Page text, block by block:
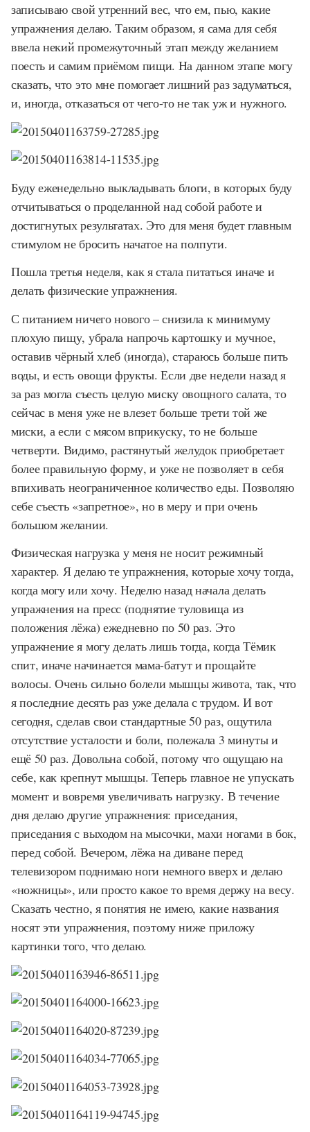
записываю свой утренний вес, что ем, пью, какие
упражнения делаю. Таким образом, я сама для себя
ввела некий промежуточный этап между желанием
поесть и самим приёмом пищи. На данном этапе могу
сказать, что это мне помогает лишний раз задуматься,
и, иногда, отказаться от чего-то не так уж и нужного.
Буду еженедельно выкладывать блоги, в которых буду
отчитываться о проделанной над собой работе и
достигнутых результатах. Это для меня будет главным
стимулом не бросить начатое на полпути.
Пошла третья неделя, как я стала питаться иначе и
делать физические упражнения.
С питанием ничего нового – снизила к минимуму
плохую пищу, убрала напрочь картошку и мучное,
оставив чёрный хлеб (иногда), стараюсь больше пить
воды, и есть овощи фрукты. Если две недели назад я
за раз могла съесть целую миску овощного салата, то
сейчас в меня уже не влезет больше трети той же
миски, а если с мясом вприкуску, то не больше
четверти. Видимо, растянутый желудок приобретает
более правильную форму, и уже не позволяет в себя
впихивать неограниченное количество еды. Позволяю
себе съесть «запретное», но в меру и при очень
большом желании.
Физическая нагрузка у меня не носит режимный
характер. Я делаю те упражнения, которые хочу тогда,
когда могу или хочу. Неделю назад начала делать
упражнения на пресс (поднятие туловища из
положения лёжа) ежедневно по 50 раз. Это
упражнение я могу делать лишь тогда, когда Тёмик
спит, иначе начинается мама-батут и прощайте
волосы. Очень сильно болели мышцы живота, так, что
я последние десять раз уже делала с трудом. И вот
сегодня, сделав свои стандартные 50 раз, ощутила
отсутствие усталости и боли, полежала 3 минуты и
ещё 50 раз. Довольна собой, потому что ощущаю на
себе, как крепнут мышцы. Теперь главное не упускать
момент и вовремя увеличивать нагрузку. В течение
дня делаю другие упражнения: приседания,
приседания с выходом на мысочки, махи ногами в бок,
перед собой. Вечером, лёжа на диване перед
телевизором поднимаю ноги немного вверх и делаю
«ножницы», или просто какое то время держу на весу.
Сказать честно, я понятия не имею, какие названия
носят эти упражнения, поэтому ниже приложу
картинки того, что делаю.